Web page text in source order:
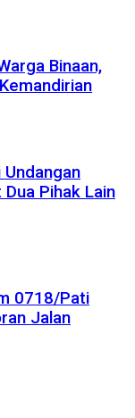
Binaan,
Pihak Lain
0718/Pati
Jalan